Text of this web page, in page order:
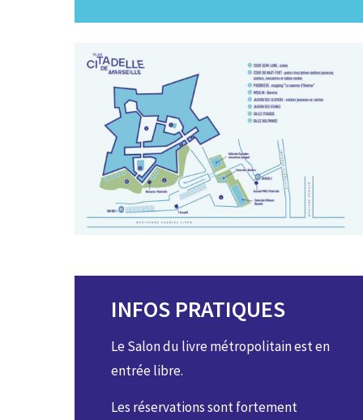
INFOS PRATIQUES
Le Salon du livre métropolitain est en
entrée libre.
Les réservations sont fortement